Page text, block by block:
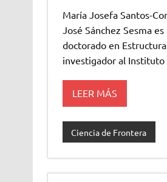
María Josefa Santos-
José Sánchez Sesma
doctorado en
investigador al
LEER MÁS
Ciencia de Frontera